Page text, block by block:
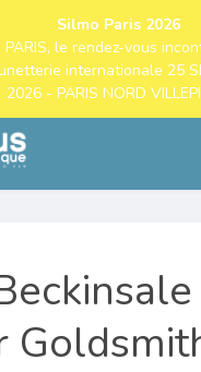
Silmo Paris 2026
PARIS, le rendez-vous
internationale 25
2026 - PARIS NORD